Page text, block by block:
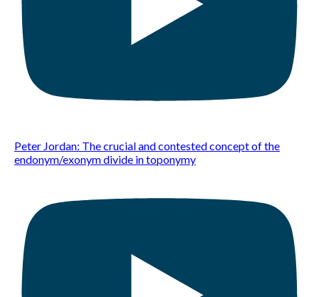
Peter Jordan: The crucial and contested concept of the
endonym/exonym divide in toponymy